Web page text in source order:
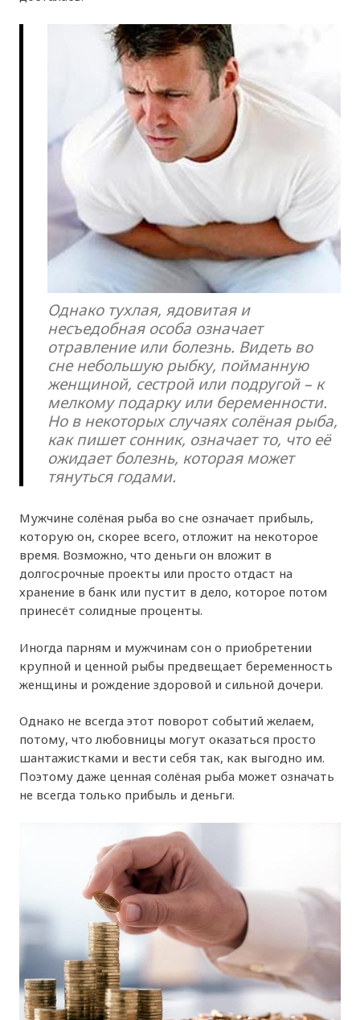
Однако тухлая, ядовитая и
несъедобная особа означает
отравление или болезнь. Видеть во
сне небольшую рыбку, пойманную
женщиной, сестрой или подругой – к
мелкому подарку или беременности.
Но в некоторых случаях солёная рыба,
как пишет сонник, означает то, что её
ожидает болезнь, которая может
тянуться годами.
Мужчине солёная рыба во сне означает прибыль,
которую он, скорее всего, отложит на некоторое
время. Возможно, что деньги он вложит в
долгосрочные проекты или просто отдаст на
хранение в банк или пустит в дело, которое потом
принесёт солидные проценты.
Иногда парням и мужчинам сон о приобретении
крупной и ценной рыбы предвещает беременность
женщины и рождение здоровой и сильной дочери.
Однако не всегда этот поворот событий желаем,
потому, что любовницы могут оказаться просто
шантажистками и вести себя так, как выгодно им.
Поэтому даже ценная солёная рыба может означать
не всегда только прибыль и деньги.